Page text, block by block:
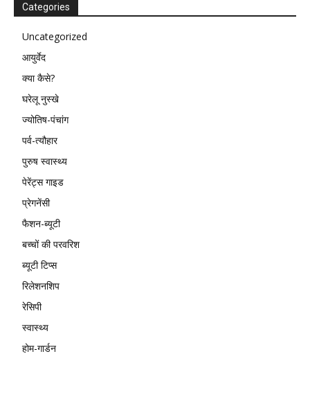
Categories
Uncategorized
आयुर्वेद
क्या कैसे?
घरेलू नुस्खे
ज्योतिष-पंचांग
पर्व-त्यौहार
पुरुष स्वास्थ्य
पेरेंट्स गाइड
प्रेगनेंसी
फैशन-ब्यूटी
बच्चों की परवरिश
ब्यूटी टिप्स
रिलेशनशिप
रेसिपी
स्वास्थ्य
होम-गार्डन